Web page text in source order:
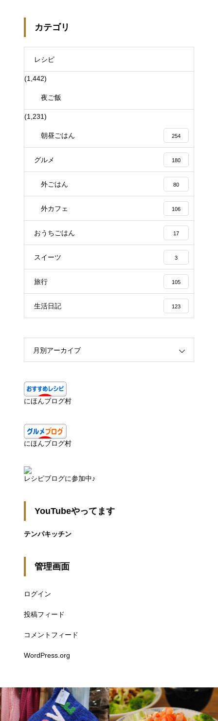
カテゴリ
レシピ
(1,442)
夜ご飯
(1,231)
朝昼ごはん 254
グルメ 180
外ごはん 80
外カフェ 106
おうちごはん 17
スイーツ 3
旅行 105
生活日記 123
月別アーカイブ
にほんブログ村
にほんブログ村
レシピブログに参加中♪
YouTubeやってます
テンパキッチン
管理画面
ログイン
投稿フィード
コメントフィード
WordPress.org